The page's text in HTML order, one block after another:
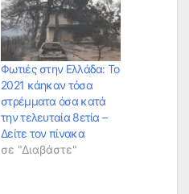
Φωτιές στην Ελλάδα: Το
2021 κάηκαν τόσα
στρέμματα όσα κατά
την τελευταία 8ετία –
Δείτε τον πίνακα
σε "Διαβάστε"